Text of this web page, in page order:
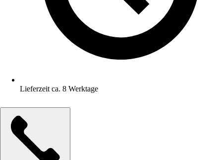
Lieferzeit ca. 8 Werktage